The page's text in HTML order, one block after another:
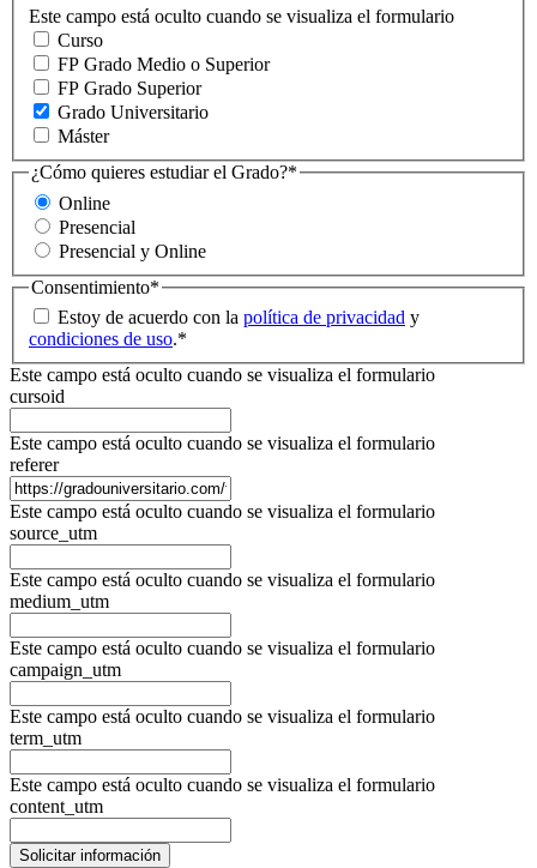
Este campo está oculto cuando se visualiza el formulario
Curso
FP Grado Medio o Superior
FP Grado Superior
Grado Universitario
Máster
¿Cómo quieres estudiar el Grado?*
Online
Presencial
Presencial y Online
Consentimiento*
Estoy de acuerdo con la política de privacidad y
condiciones de uso.*
Este campo está oculto cuando se visualiza el formulario
cursoid
Este campo está oculto cuando se visualiza el formulario
referer
Este campo está oculto cuando se visualiza el formulario
source_utm
Este campo está oculto cuando se visualiza el formulario
medium_utm
Este campo está oculto cuando se visualiza el formulario
campaign_utm
Este campo está oculto cuando se visualiza el formulario
term_utm
Este campo está oculto cuando se visualiza el formulario
content_utm